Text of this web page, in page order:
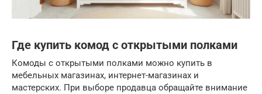
Где купить комод с открытыми полками
Комоды с открытыми полками можно купить в
мебельных магазинах, интернет-магазинах и
мастерских. При выборе продавца обращайте внимание